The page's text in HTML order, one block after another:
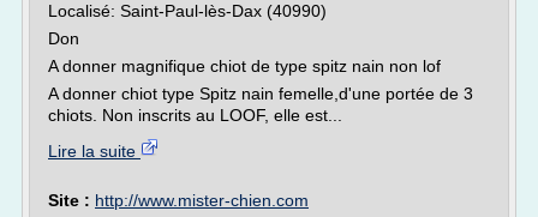
Localisé: Saint-Paul-lès-Dax (40990)
Don
A donner magnifique chiot de type spitz nain non lof
A donner chiot type Spitz nain femelle,d'une portée de 3
chiots. Non inscrits au LOOF, elle est...
Lire la suite
Site : http://www.mister-chien.com